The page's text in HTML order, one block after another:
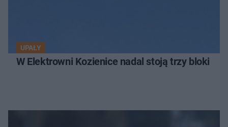
UPAŁY
W Elektrowni Kozienice nadal stoją trzy bloki